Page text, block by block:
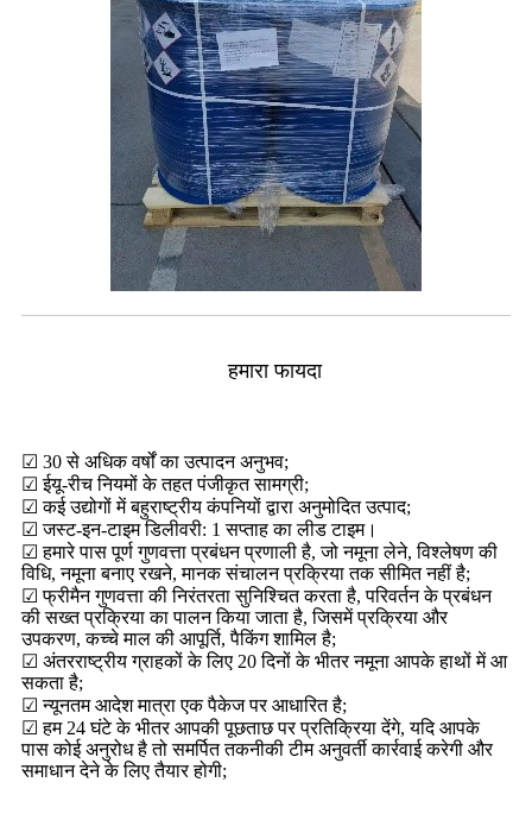
हमारा फायदा
☑ 30 से अधिक वर्षों का उत्पादन अनुभव;
☑ ईयू-रीच नियमों के तहत पंजीकृत सामग्री;
☑ कई उद्योगों में बहुराष्ट्रीय कंपनियों द्वारा अनुमोदित उत्पाद;
☑ जस्ट-इन-टाइम डिलीवरी: 1 सप्ताह का लीड टाइम।
☑ हमारे पास पूर्ण गुणवत्ता प्रबंधन प्रणाली है, जो नमूना लेने, विश्लेषण की
विधि, नमूना बनाए रखने, मानक संचालन प्रक्रिया तक सीमित नहीं है;
☑ फ्रीमैन गुणवत्ता की निरंतरता सुनिश्चित करता है, परिवर्तन के प्रबंधन
की सख्त प्रक्रिया का पालन किया जाता है, जिसमें प्रक्रिया और
उपकरण, कच्चे माल की आपूर्ति, पैकिंग शामिल है;
☑ अंतरराष्ट्रीय ग्राहकों के लिए 20 दिनों के भीतर नमूना आपके हाथों में आ
सकता है;
☑ न्यूनतम आदेश मात्रा एक पैकेज पर आधारित है;
☑ हम 24 घंटे के भीतर आपकी पूछताछ पर प्रतिक्रिया देंगे, यदि आपके
पास कोई अनुरोध है तो समर्पित तकनीकी टीम अनुवर्ती कार्रवाई करेगी और
समाधान देने के लिए तैयार होगी;